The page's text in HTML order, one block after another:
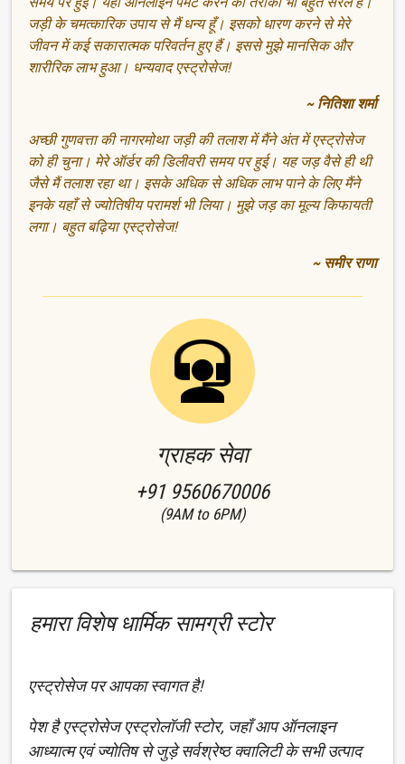
जड़ी के चमत्कारिक उपाय से मैं धन्य हूँ। इसको धारण करने से मेरे
जीवन में कई सकारात्मक परिवर्तन हुए हैं। इससे मुझे मानसिक और
शारीरिक लाभ हुआ। धन्यवाद एस्ट्रोसेज!
~ नितिशा शर्मा
अच्छी गुणवत्ता की नागरमोथा जड़ी की तलाश में मैंने अंत में एस्ट्रोसेज
को ही चुना। मेरे ऑर्डर की डिलीवरी समय पर हुई। यह जड़ वैसे ही थी
जैसे मैं तलाश रहा था। इसके अधिक से अधिक लाभ पाने के लिए मैंने
इनके यहाँ से ज्योतिषीय परामर्श भी लिया। मुझे जड़ का मूल्य किफायती
लगा। बहुत बढ़िया एस्ट्रोसेज!
~ समीर राणा
ग्राहक सेवा
+91 9560670006
(9AM to 6PM)
हमारा विशेष धार्मिक सामग्री स्टोर
एस्ट्रोसेज पर आपका स्वागत है!
पेश है एस्ट्रोसेज एस्ट्रोलॉजी स्टोर, जहाँ आप ऑनलाइन
आध्यात्म एवं ज्योतिष से जुड़े सर्वश्रेष्ठ क्वालिटी के सभी उत्पाद